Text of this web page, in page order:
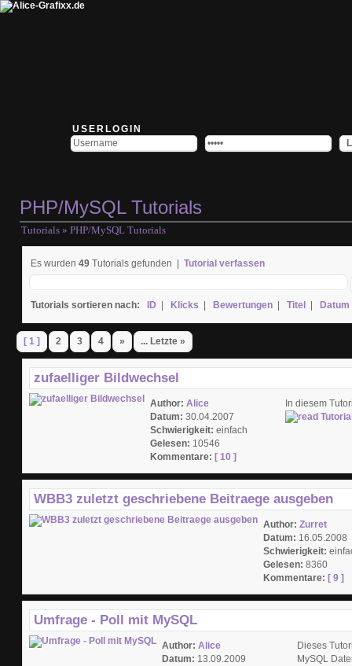
USERLOGIN
PHP/MySQL Tutorials
Tutorials » PHP/MySQL Tutorials
Es wurden 49 Tutorials gefunden | Tutorial verfassen
Tutorials sortieren nach: ID Klicks Bewertungen Titel Datum
[ 1 ] 2 3 4 » ... Letzte »
zufaelliger Bildwechsel
Author: Alice
Datum: 30.04.2007
Schwierigkeit: einfach
Gelesen: 10546
Kommentare: [ 10 ]
In diesem
WBB3 zuletzt geschriebene Beitraege ausgeben
Author: Zurret
Datum: 16.05.2008
Schwierigkeit:
Gelesen: 8360
Kommentare: [ 9 ]
Umfrage - Poll mit MySQL
Author: Alice
Datum: 13.09.2009
Dieses
MySQL